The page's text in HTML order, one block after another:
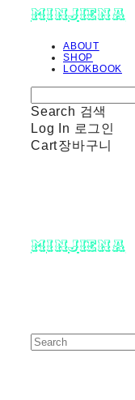
minjiena
ABOUT
SHOP
LOOKBOOK
Search 검색
Log In 로그인
Cart장바구니
minjiena